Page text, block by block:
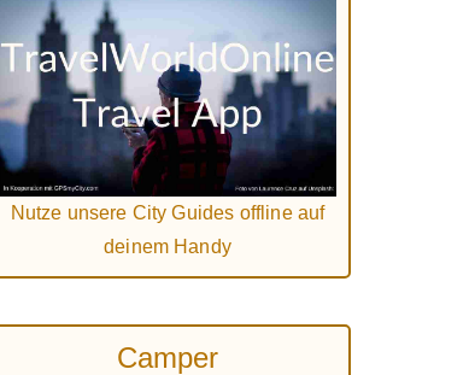
Nutze unsere City Guides offline auf
deinem Handy
Camper